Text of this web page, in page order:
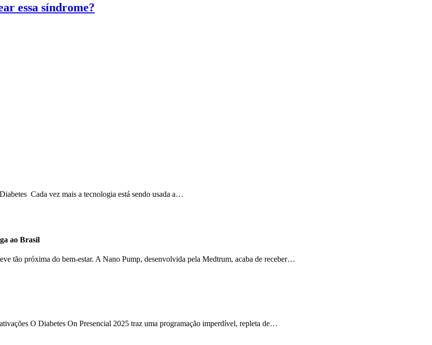
essa síndrome?
Cada vez mais a tecnologia está sendo usada a…
ao Brasil
tão próxima do bem-estar. A Nano Pump, desenvolvida pela Medtrum, acaba de receber…
O Diabetes On Presencial 2025 traz uma programação imperdível, repleta de…